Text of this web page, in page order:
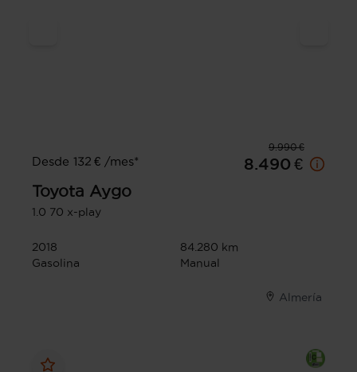
9.990 €
Desde 132 € /mes*
8.490 €
Toyota Aygo
1.0 70 x-play
2018
84.280 km
Gasolina
Manual
Almería